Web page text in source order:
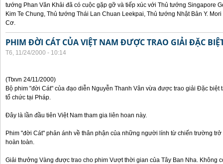
tướng Phan Văn Khải đã có cuộc gặp gỡ và tiếp xúc với Thủ tướng Singapore
Kim Te Chung, Thủ tướng Thái Lan Chuan Leekpai, Thủ tướng Nhật Bản Y.
Cơ.
PHIM ĐỜI CÁT CỦA VIỆT NAM ĐƯỢC TRAO GIẢI ĐẶC
T6, 11/24/2000 - 10:14
(Ttxvn 24/11/2000)
Bộ phim "đời Cát" của đạo diễn Nguyễn Thanh Vân vừa được trao giải Đặc biệt
tổ chức tại Pháp.
Đây là lần đầu tiên Việt Nam tham gia liên hoan này.
Phim "đời Cát" phản ánh về thân phận của những người lính từ chiến trường
hoàn toàn.
Giải thưởng Vàng được trao cho phim Vượt thời gian của Tây Ban Nha. Không